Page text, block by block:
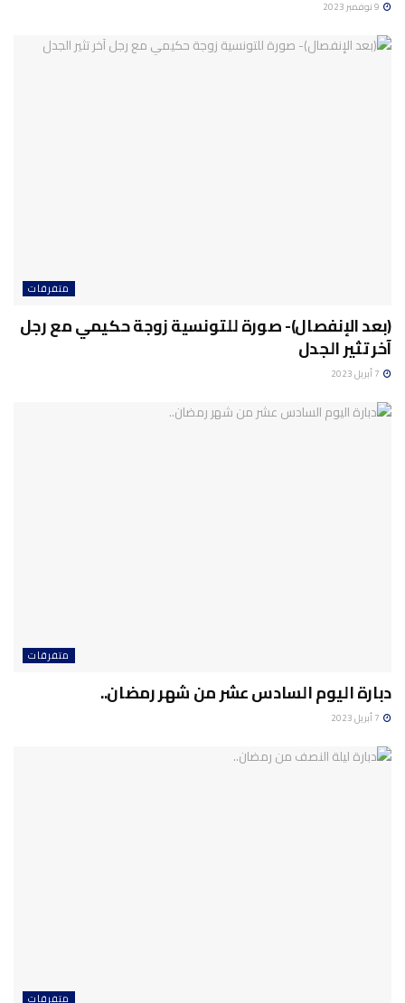
متفرقات
(بعد الإنفصال)- صورة للتونسية زوجة حكيمي مع رجل
آخر تثير الجدل
متفرقات
دبارة اليوم السادس عشر من شهر رمضان..
متفرقات